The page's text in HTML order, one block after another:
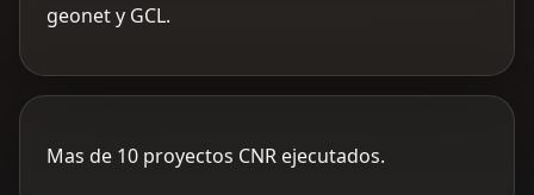
geonet y GCL.
Mas de 10 proyectos CNR ejecutados.